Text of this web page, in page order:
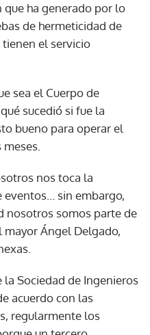
que ha generado por lo
de hermeticidad de
tienen el servicio
sea el Cuerpo de
sucedió si fue la
bueno para operar el
nos toca la
eventos… sin embargo,
nosotros somos parte de
mayor Ángel Delgado,
Sociedad de Ingenieros
acuerdo con las
regularmente los